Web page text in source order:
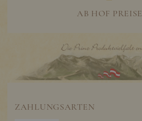
AB HOF PREISE
ZAHLUNGSARTEN